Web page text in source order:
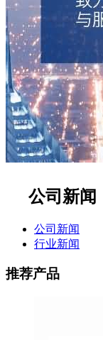
公司新闻
公司新闻
行业新闻
推荐产品